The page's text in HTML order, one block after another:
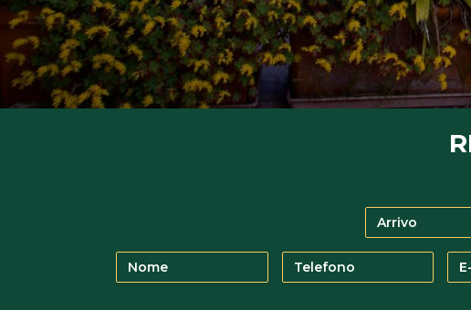
Arrivo
Nome
Telefono
E-